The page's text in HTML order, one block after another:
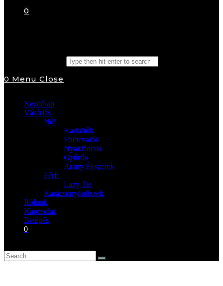
0
0 Menu Close
Kezdőlap
Vásárlás
Női
Karkötők
Fülbevalók
Nyakláncok
Gyűrűk
Arany Ékszerek
Férfi
Lazy Tie
Karácsonyfadíszek
Rólunk
Kapcsolat
Belépés
0